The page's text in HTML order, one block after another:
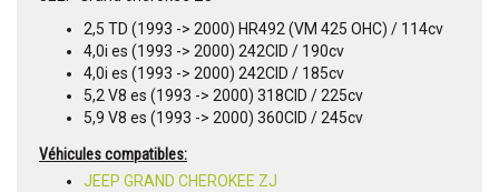
2,5 TD (1993 -> 2000) HR492 (VM 425 OHC) / 114cv
4,0i es (1993 -> 2000) 242CID / 190cv
4,0i es (1993 -> 2000) 242CID / 185cv
5,2 V8 es (1993 -> 2000) 318CID / 225cv
5,9 V8 es (1993 -> 2000) 360CID / 245cv
Véhicules compatibles:
JEEP GRAND CHEROKEE ZJ